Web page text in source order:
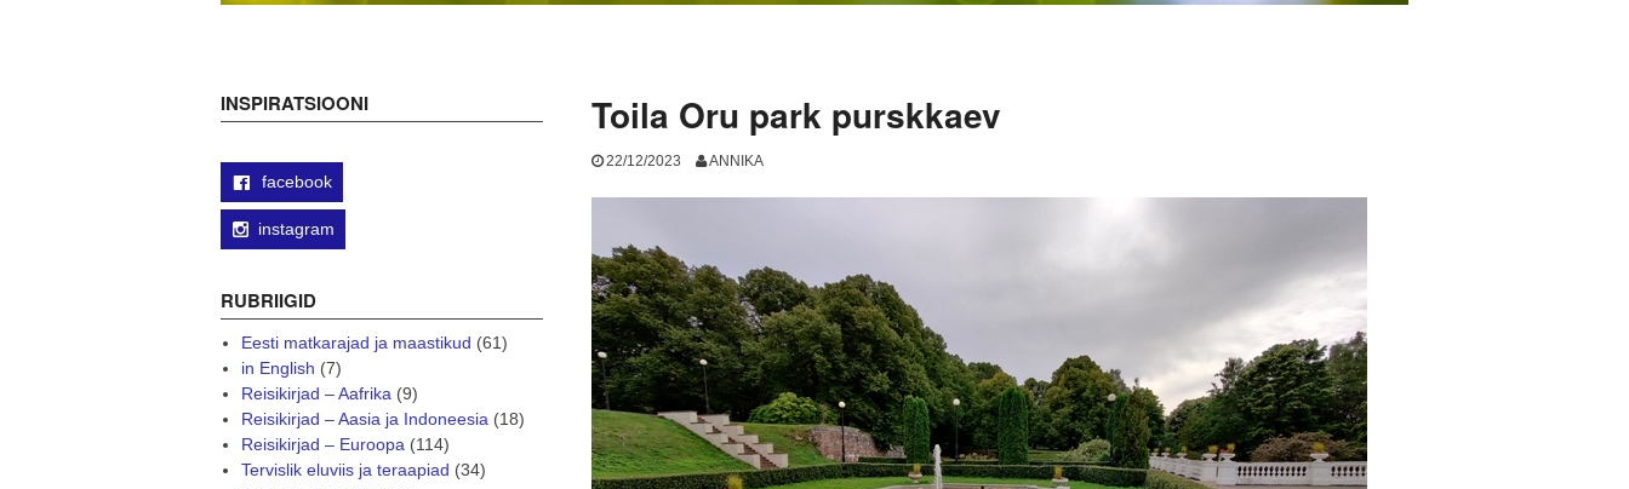
Toila Oru park purskkaev
22/12/2023 ANNIKA
INSPIRATSIOONI
facebook
instagram
RUBRIIGID
Eesti matkarajad ja maastikud (61)
in English (7)
Reisikirjad – Aafrika(9)
Reisikirjad – Aasia ja Indoneesia(18)
Reisikirjad – Euroopa(114)
Tervislik eluviis ja teraapiad (34)